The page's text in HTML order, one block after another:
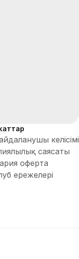
келісімі
саясаты
оферта
ережелері